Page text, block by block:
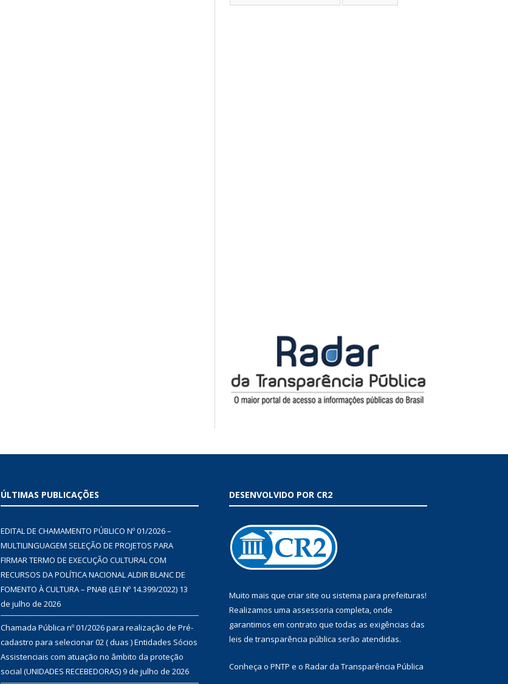
ÚLTIMAS PUBLICAÇÕES
EDITAL DE CHAMAMENTO PÚBLICO Nº 01/2026 –
MULTILINGUAGEM SELEÇÃO DE PROJETOS PARA
FIRMAR TERMO DE EXECUÇÃO CULTURAL COM
RECURSOS DA POLÍTICA NACIONAL ALDIR BLANC DE
FOMENTO À CULTURA – PNAB (LEI Nº 14.399/2022) 13
de julho de 2026
Chamada Pública nº 01/2026 para realização de Pré-
cadastro para selecionar 02 ( duas ) Entidades Sócios
Assistenciais com atuação no âmbito da proteção
social (UNIDADES RECEBEDORAS)9 de julho de 2026
DESENVOLVIDO POR CR2
Muito mais que criar site ou sistema para prefeituras!
Realizamos uma assessoria completa, onde
garantimos em contrato que todas as exigências das
leis de transparência pública serão atendidas.
Conheça o PNTP e o Radar da Transparência Pública